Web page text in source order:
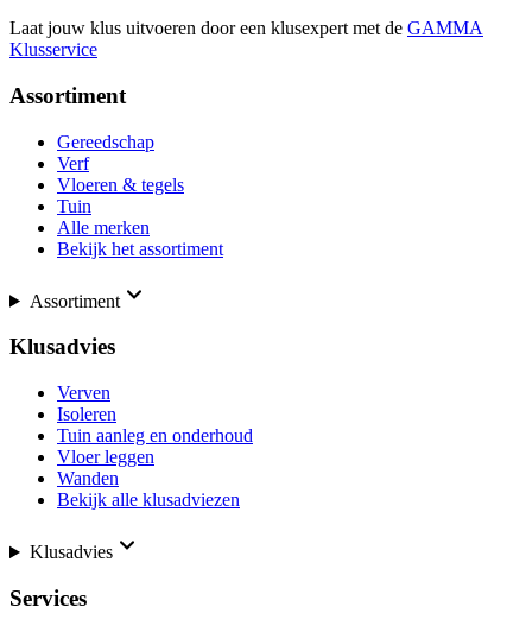
Laat jouw klus uitvoeren door een klusexpert met de GAMMA
Klusservice
Assortiment
Gereedschap
Verf
Vloeren & tegels
Tuin
Alle merken
Bekijk het assortiment
Assortiment
Klusadvies
Verven
Isoleren
Tuin aanleg en onderhoud
Vloer leggen
Wanden
Bekijk alle klusadviezen
Klusadvies
Services